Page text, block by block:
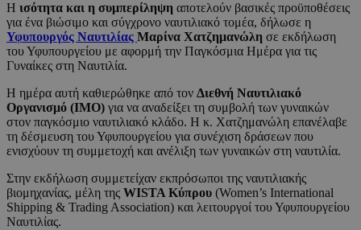
Η ισότητα και η συμπερίληψη αποτελούν βασικές προϋποθέσεις
για ένα βιώσιμο και σύγχρονο ναυτιλιακό τομέα, δήλωσε η
Υφυπουργός Ναυτιλίας Μαρίνα Χατζημανώλη σε εκδήλωση
του Υφυπουργείου με αφορμή την Παγκόσμια Ημέρα για τις
Γυναίκες στη Ναυτιλία.
Η ημέρα αυτή καθιερώθηκε από τον Διεθνή Ναυτιλιακό
Οργανισμό (IMO) για να αναδείξει τη συμβολή των γυναικών
στον παγκόσμιο ναυτιλιακό κλάδο. Η κ. Χατζημανώλη επανέλαβε
τη δέσμευση του Υφυπουργείου για συνέχιση δράσεων που
ενισχύουν τη συμμετοχή και ανέλιξη των γυναικών στη ναυτιλία.
Στην εκδήλωση συμμετείχαν εκπρόσωποι της ναυτιλιακής
βιομηχανίας, μέλη της WISTA Κύπρου (Women’s International
Shipping & Trading Association) και λειτουργοί του Υφυπουργείου
Ναυτιλίας.